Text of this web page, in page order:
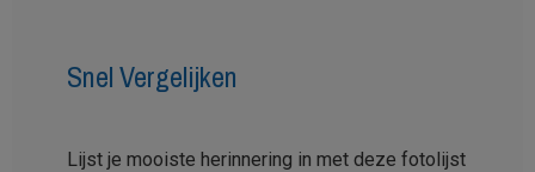
Snel Vergelijken
Lijst je mooiste herinnering in met deze fotolijst